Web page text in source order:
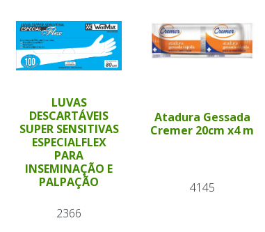
LUVAS
DESCARTÁVEIS
SUPER SENSITIVAS
ESPECIALFLEX
PARA
INSEMINAÇÃO E
PALPAÇÃO
2366
Atadura Gessada
Cremer 20cm x4 m
4145